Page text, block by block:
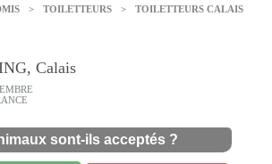
> TOILETTEURS > TOILETTEURS CALAIS
Calais
sont-ils acceptés ?